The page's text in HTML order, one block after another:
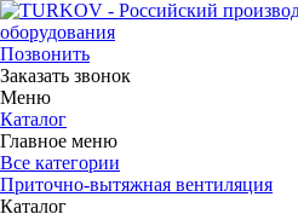
Позвонить
Заказать звонок
Меню
Каталог
Главное меню
Все категории
Приточно-вытяжная вентиляция
Каталог